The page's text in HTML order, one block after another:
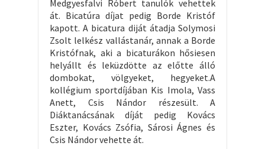
Medgyesfalvi Róbert tanulók vehettek
át. Bicatúra díjat pedig Borde Kristóf
kapott. A bicatura diját átadja Solymosi
Zsolt lelkész vallástanár, annak a Borde
Kristófnak, aki a bicaturákon hősiesen
helyállt és leküzdötte az előtte álló
dombokat, völgyeket, hegyeket.A
kollégium sportdíjában Kis Imola, Vass
Anett, Csis Nándor részesült. A
Diáktanácsának díját pedig Kovács
Eszter, Kovács Zsófia, Sárosi Ágnes és
Csis Nándor vehette át.